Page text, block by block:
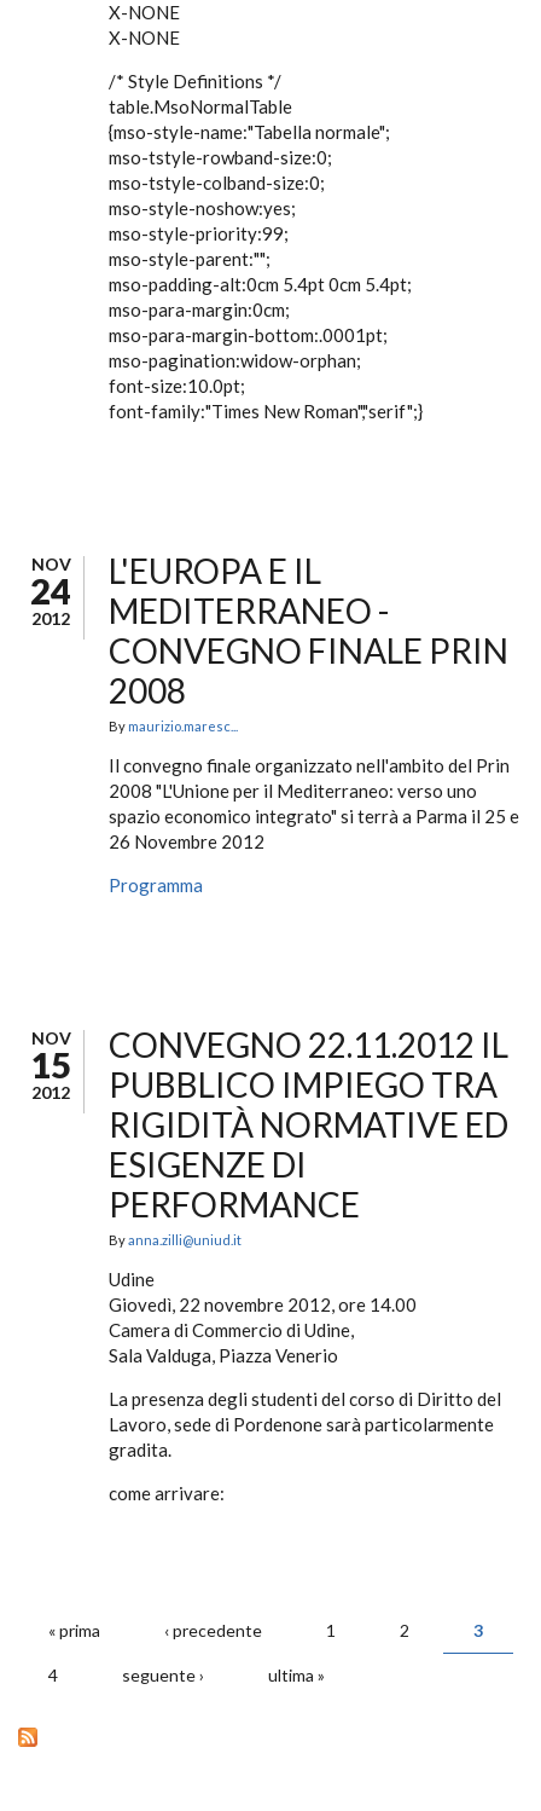
X-NONE
X-NONE
/* Style Definitions */
table.MsoNormalTable
{mso-style-name:"Tabella normale";
mso-tstyle-rowband-size:0;
mso-tstyle-colband-size:0;
mso-style-noshow:yes;
mso-style-priority:99;
mso-style-parent:"";
mso-padding-alt:0cm 5.4pt 0cm 5.4pt;
mso-para-margin:0cm;
mso-para-margin-bottom:.0001pt;
mso-pagination:widow-orphan;
font-size:10.0pt;
font-family:"Times New Roman","serif";}
NOV
24
2012
L'EUROPA E IL
MEDITERRANEO -
CONVEGNO FINALE PRIN
2008
By maurizio.maresc...
Il convegno finale organizzato nell'ambito del Prin
2008 "L'Unione per il Mediterraneo: verso uno
spazio economico integrato" si terrà a Parma il 25 e
26 Novembre 2012
Programma
NOV
15
2012
CONVEGNO 22.11.2012 IL
PUBBLICO IMPIEGO TRA
RIGIDITÀ NORMATIVE ED
ESIGENZE DI
PERFORMANCE
Byanna.zilli@uniud.it
Udine
Giovedì, 22 novembre 2012, ore 14.00
Camera di Commercio di Udine,
Sala Valduga, Piazza Venerio
La presenza degli studenti del corso di Diritto del
Lavoro, sede di Pordenone sarà particolarmente
gradita.
come arrivare:
PAGINE
« prima ‹ precedente 1 2 3
4 seguente › ultima »